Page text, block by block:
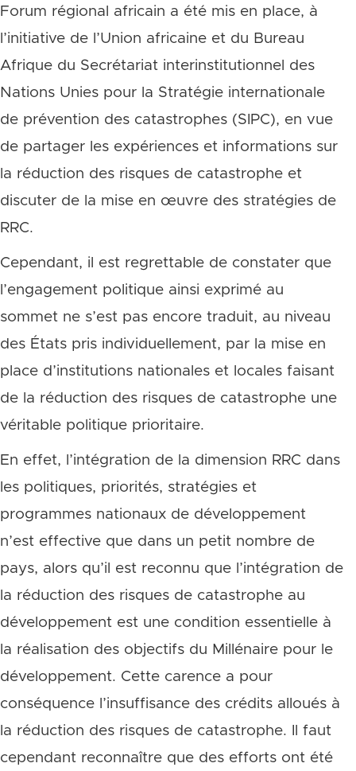
Forum régional africain a été mis en place, à
l’initiative de l’Union africaine et du Bureau
Afrique du Secrétariat interinstitutionnel des
Nations Unies pour la Stratégie internationale
de prévention des catastrophes (SIPC), en vue
de partager les expériences et informations sur
la réduction des risques de catastrophe et
discuter de la mise en œuvre des stratégies de
RRC.
Cependant, il est regrettable de constater que
l’engagement politique ainsi exprimé au
sommet ne s’est pas encore traduit, au niveau
des États pris individuellement, par la mise en
place d’institutions nationales et locales faisant
de la réduction des risques de catastrophe une
véritable politique prioritaire.
En effet, l’intégration de la dimension RRC dans
les politiques, priorités, stratégies et
programmes nationaux de développement
n’est effective que dans un petit nombre de
pays, alors qu’il est reconnu que l’intégration de
la réduction des risques de catastrophe au
développement est une condition essentielle à
la réalisation des objectifs du Millénaire pour le
développement. Cette carence a pour
conséquence l’insuffisance des crédits alloués à
la réduction des risques de catastrophe. Il faut
cependant reconnaître que des efforts ont été